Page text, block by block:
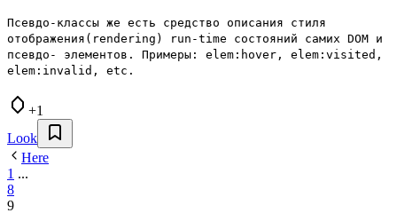
Псевдо-классы же есть средство описания стиля
отображения(rendering) run-time состояний самих DOM и
псевдо- элементов. Примеры: elem:hover , elem:visited ,
elem:invalid , etc.
+1
Look
Here
1 ...
8
9